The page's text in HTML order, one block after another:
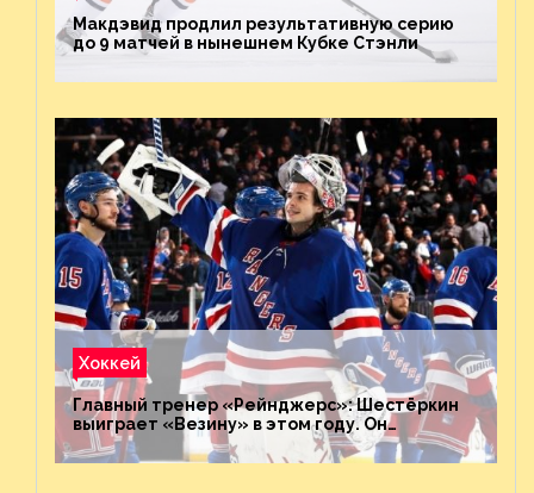
Макдэвид продлил результативную серию
до 9 матчей в нынешнем Кубке Стэнли
Хоккей
Главный тренер «Рейнджерс»: Шестёркин
выиграет «Везину» в этом году. Он
невероятен